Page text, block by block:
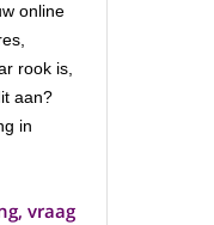
online
rook is,
aan?
in
vraag